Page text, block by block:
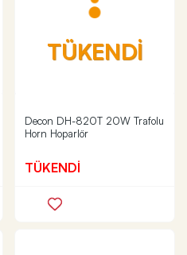
TÜKENDİ
Decon DH-820T 20W Trafolu
Horn Hoparlör
TÜKENDİ